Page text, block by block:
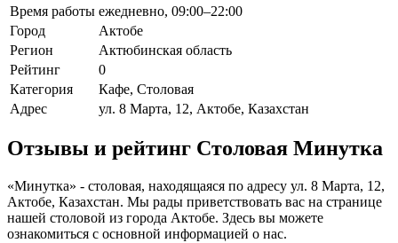
Время работы ежедневно, 09:00–22:00
Город
Актобе
Регион
Актюбинская область
Рейтинг
0
Категория
Кафе, Столовая
Адрес
ул. 8 Марта, 12, Актобе, Казахстан
Отзывы и рейтинг Столовая Минутка
«Минутка» - столовая, находящаяся по адресу ул. 8 Марта, 12,
Актобе, Казахстан. Мы рады приветствовать вас на странице
нашей столовой из города Актобе. Здесь вы можете
ознакомиться с основной информацией о нас.